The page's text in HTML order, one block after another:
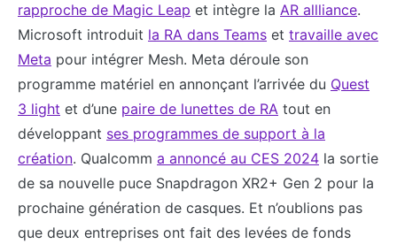
rapproche de Magic Leap et intègre la AR allliance.
Microsoft introduit la RA dans Teams et travaille avec
Meta pour intégrer Mesh. Meta déroule son
programme matériel en annonçant l’arrivée du Quest
3 light et d’une paire de lunettes de RA tout en
développant ses programmes de support à la
création. Qualcomm a annoncé au CES 2024 la sortie
de sa nouvelle puce Snapdragon XR2+ Gen 2 pour la
prochaine génération de casques. Et n’oublions pas
que deux entreprises ont fait des levées de fonds